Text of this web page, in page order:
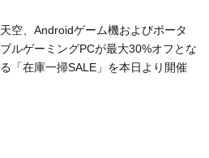
天空、Androidゲーム機およびポータ
ブルゲーミングPCが最大30%オフとな
る「在庫一掃SALE」を本日より開催